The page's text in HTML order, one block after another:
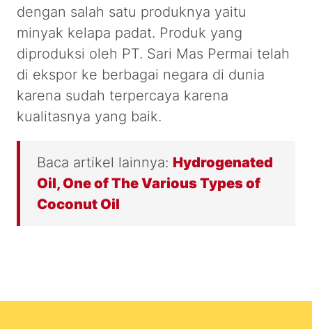
dengan salah satu produknya yaitu
minyak kelapa padat. Produk yang
diproduksi oleh PT. Sari Mas Permai telah
di ekspor ke berbagai negara di dunia
karena sudah terpercaya karena
kualitasnya yang baik.
Baca artikel lainnya: Hydrogenated
Oil, One of The Various Types of
Coconut Oil